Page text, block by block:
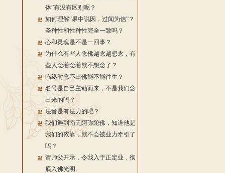
体”有没有区别呢？
如何理解“果中说因，过闻为信”？
圣种性和性种性完全一致吗？
心和灵魂是不是一回事？
为什么有些人念佛越念越想念，有
些人念着念着就不想念了？
临终时念不出佛能不能往生？
名号是自己主动而来，不是我们念
出来的吗？
法音是有法力的吧？
我们遇到南无阿弥陀佛，知道他是
我们的依靠，就不会被业力牵引了
吗？
请师父开示，令我入于正定业，彻
底入佛光明。